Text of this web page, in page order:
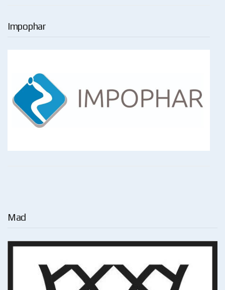
Impophar
Mad